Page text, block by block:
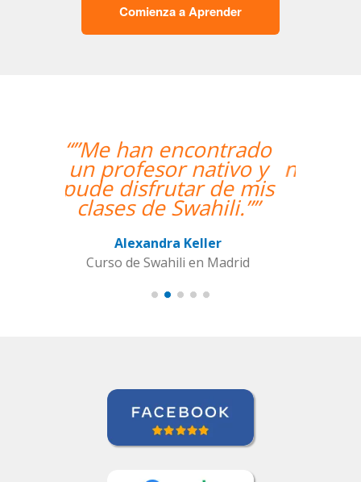
Comienza a Aprender
“”Hemos realizado
nuestra primera clase y
estamos muy
contentos. Nuestra
mujer encantadora,
que nos ha dado una
clase muy dinámica y
entretenida.””